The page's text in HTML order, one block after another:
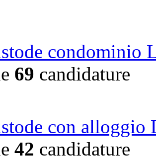
condominio
69 candidature
con alloggio
42 candidature